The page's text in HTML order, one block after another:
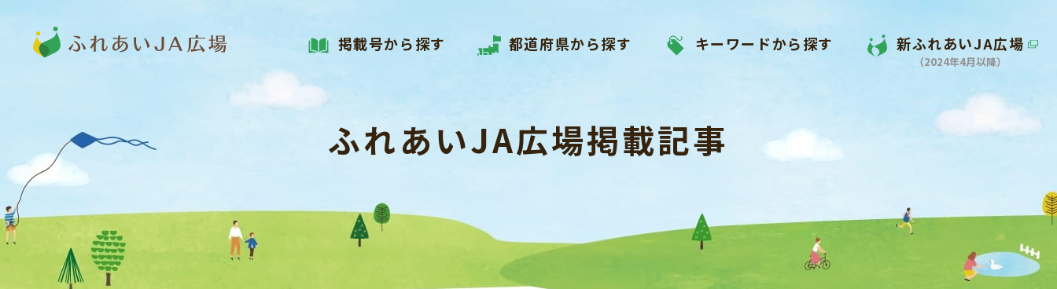
掲載号から探す 都道府県から探す キーワードから探す 新ふれあいJA広場
（2024年4月以降）
ふれあいJA広場掲載記事